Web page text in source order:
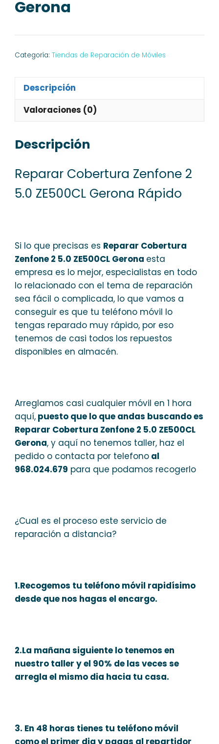
Gerona
Categoría: Tiendas de Reparación de Móviles
Descripción
Valoraciones (0)
Descripción
Reparar Cobertura Zenfone 2
5.0 ZE500CL Gerona Rápido
Si lo que precisas es Reparar Cobertura
Zenfone 2 5.0 ZE500CL Gerona esta
empresa es lo mejor, especialistas en todo
lo relacionado con el tema de reparación
sea fácil o complicada, lo que vamos a
conseguir es que tu teléfono móvil lo
tengas reparado muy rápido, por eso
tenemos de casi todos los repuestos
disponibles en almacén.
Arreglamos casi cualquier móvil en 1 hora
aquí, puesto que lo que andas buscando es
Reparar Cobertura Zenfone 2 5.0 ZE500CL
Gerona, y aquí no tenemos taller, haz el
pedido o contacta por telefono al
968.024.679 para que podamos recogerlo
¿Cual es el proceso este servicio de
reparación a distancia?
1.Recogemos tu teléfono móvil rapidísimo
desde que nos hagas el encargo.
2.La mañana siguiente lo tenemos en
nuestro taller y el 90% de las veces se
arregla el mismo dia hacia tu casa.
3. En 48 horas tienes tu teléfono móvil
como el primer dia y pagas al repartidor